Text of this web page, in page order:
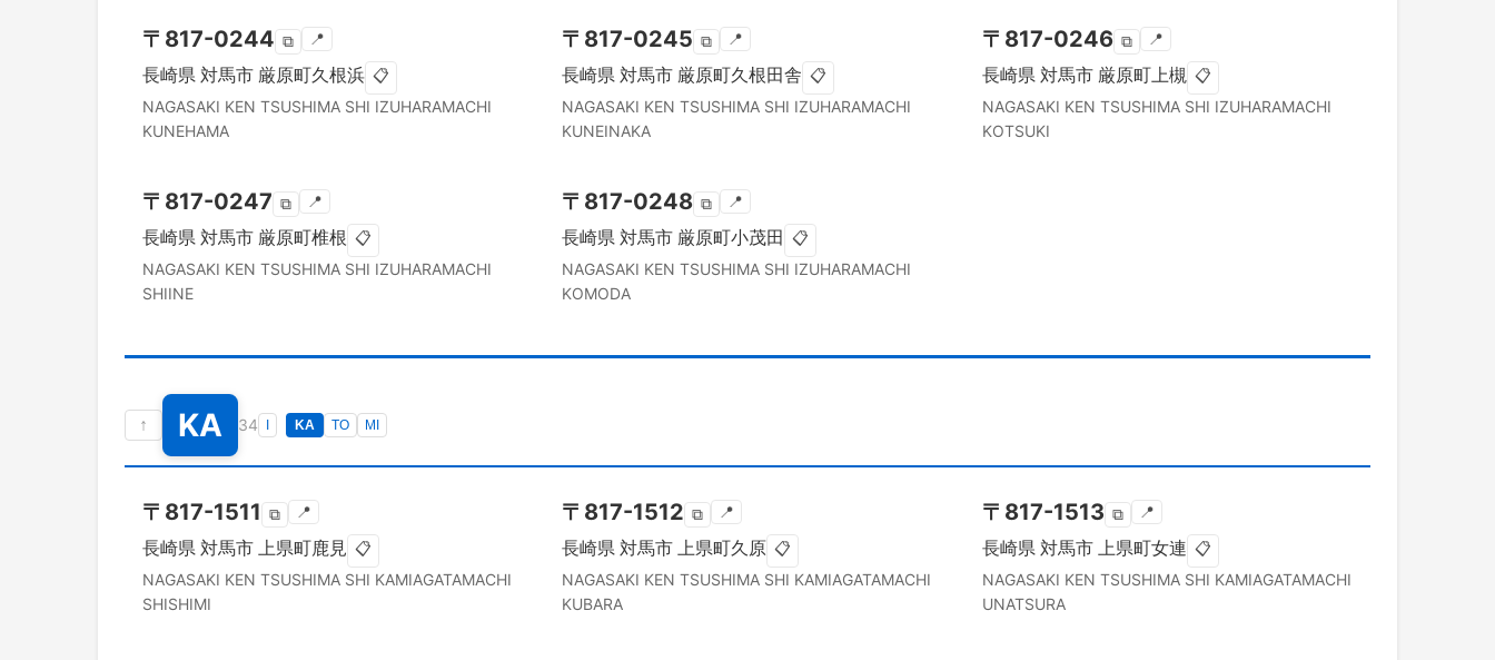
〒 817-0244 ⧉ 📍
長崎県 対馬市 厳原町久根浜 📋
NAGASAKI KEN TSUSHIMA SHI IZUHARAMACHI
KUNEHAMA
〒 817-0245 ⧉ 📍
長崎県 対馬市 厳原町久根田舎 📋
NAGASAKI KEN TSUSHIMA SHI IZUHARAMACHI
KUNEINAKA
〒 817-0246 ⧉ 📍
長崎県 対馬市 厳原町上槻 📋
NAGASAKI KEN TSUSHIMA SHI IZUHARAMACHI
KOTSUKI
〒 817-0247 ⧉ 📍
長崎県 対馬市 厳原町椎根 📋
NAGASAKI KEN TSUSHIMA SHI IZUHARAMACHI
SHIINE
〒 817-0248 ⧉ 📍
長崎県 対馬市 厳原町小茂田 📋
NAGASAKI KEN TSUSHIMA SHI IZUHARAMACHI
KOMODA
↑ KA 34 KA TO MI
〒 817-1511 ⧉ 📍
長崎県 対馬市 上県町鹿見 📋
NAGASAKI KEN TSUSHIMA SHI KAMIAGATAMACHI
SHISHIMI
〒 817-1512 ⧉ 📍
長崎県 対馬市 上県町久原 📋
NAGASAKI KEN TSUSHIMA SHI KAMIAGATAMACHI
KUBARA
〒 817-1513 ⧉ 📍
長崎県 対馬市 上県町女連 📋
NAGASAKI KEN TSUSHIMA SHI KAMIAGATAMACHI
UNATSURA